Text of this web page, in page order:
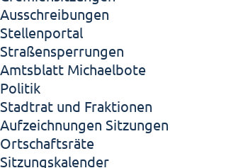
Ausschreibungen
Stellenportal
Straßensperrungen
Amtsblatt Michaelbote
Politik
Stadtrat und Fraktionen
Aufzeichnungen Sitzungen
Ortschaftsräte
Sitzungskalender